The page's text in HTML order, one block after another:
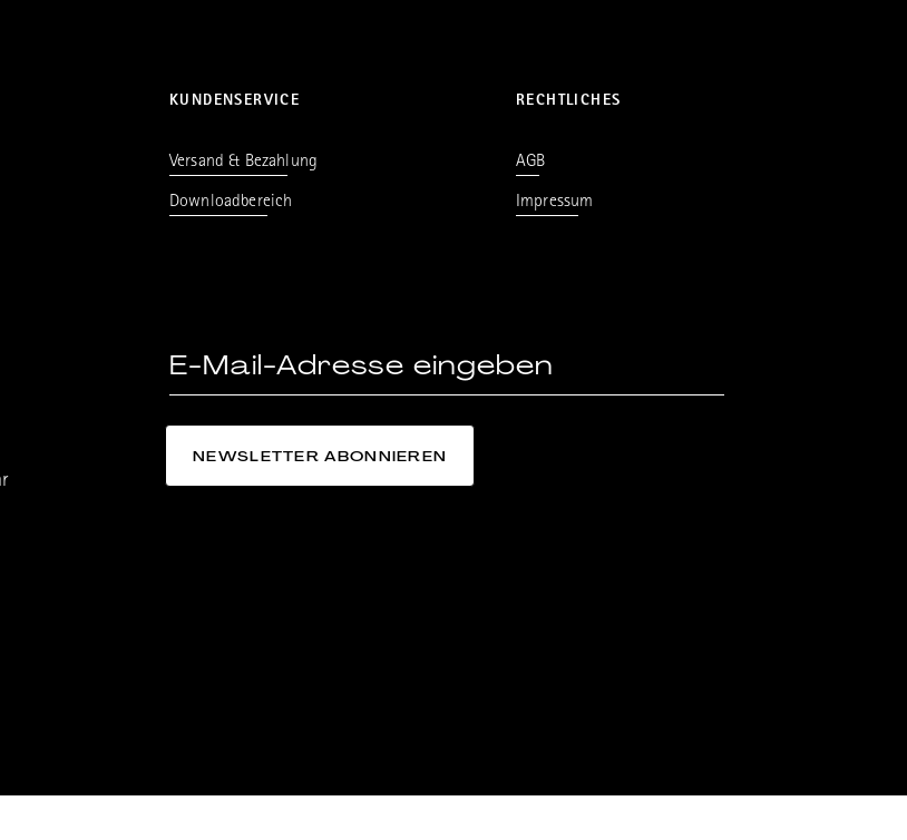
KUNDENSERVICE
Versand & Bezahlung
Downloadbereich
RECHTLICHES
AGB
Impressum